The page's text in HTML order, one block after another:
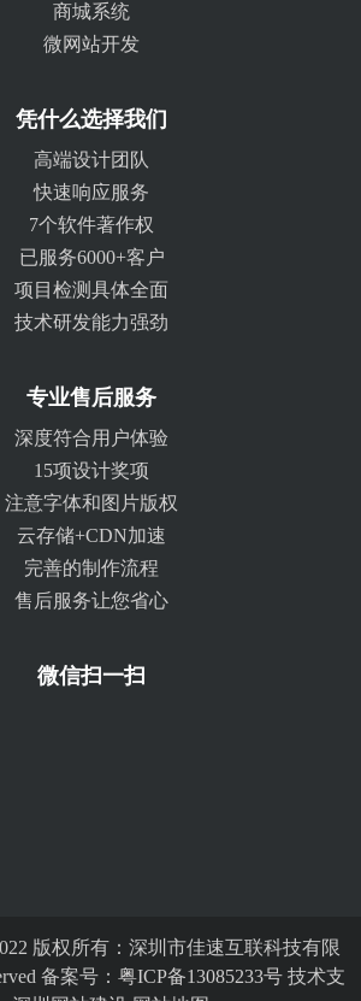
商城系统
微网站开发
凭什么选择我们
高端设计团队
快速响应服务
7个软件著作权
已服务6000+客户
项目检测具体全面
技术研发能力强劲
专业售后服务
深度符合用户体验
15项设计奖项
注意字体和图片版权
云存储+CDN加速
完善的制作流程
售后服务让您省心
微信扫一扫
版权所有：深圳市佳速互联科技有限
备案号： 粤ICP备13085233号技术支